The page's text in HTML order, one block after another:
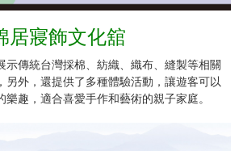
居寢飾文化舘
示傳統台灣採棉、紡織、織布、縫製等相關
另外，還提供了多種體驗活動，讓遊客可以
趣，適合喜愛手作和藝術的親子家庭。